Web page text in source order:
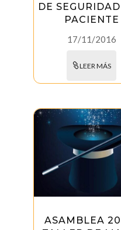
DE
PACIENTE
17/11/2016
LEER MÁS
ASAMBLEA